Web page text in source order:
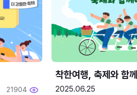
21904
착한여행, 축제와 함
2025.06.25